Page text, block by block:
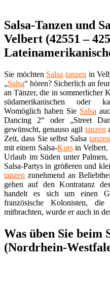
Salsa-Tanzen und
Velbert (42551 –
Sie möchten Salsa tanzen in
„Salsa“ hören? Sicherlich an
an Tänzer, die in sommerlicher
südamerikanischen oder
Womöglich haben Sie Salsa
Dancing 2“ oder „Street
gewünscht, genauso agil tanzen
Zeit, dass Sie selbst Salsatanzen
mit einem Salsa-Kursin Velbert.
Urlaub im Süden unter
Salsa-Partys in größeren und
tanzen zunehmend an
gehen auf den Kontratanz
handelt es sich um einen
französische Kolonisten,
mitbrachten, wurde er auch in
Was üben Sie beim
(Nordrhein-